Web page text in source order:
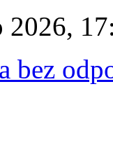
2026,
bez